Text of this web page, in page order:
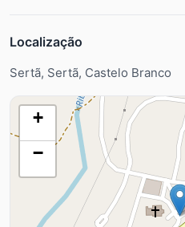
Localização
Sertã, Sertã, Castelo Branco
+
−